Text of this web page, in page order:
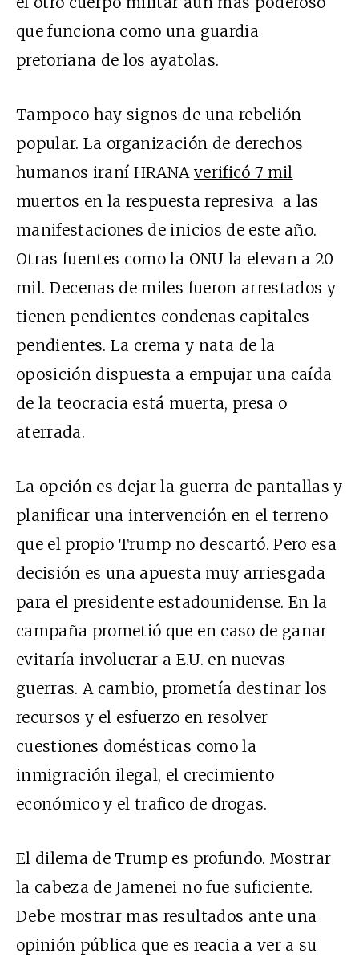
que funciona como una guardia
pretoriana de los ayatolas.
Tampoco hay signos de una rebelión
popular. La organización de derechos
humanos iraní HRANA verificó 7 mil
muertos en la respuesta represiva a las
manifestaciones de inicios de este año.
Otras fuentes como la ONU la elevan a 20
mil. Decenas de miles fueron arrestados y
tienen pendientes condenas capitales
pendientes. La crema y nata de la
oposición dispuesta a empujar una caída
de la teocracia está muerta, presa o
aterrada.
La opción es dejar la guerra de pantallas y
planificar una intervención en el terreno
que el propio Trump no descartó. Pero esa
decisión es una apuesta muy arriesgada
para el presidente estadounidense. En la
campaña prometió que en caso de ganar
evitaría involucrar a E.U. en nuevas
guerras. A cambio, prometía destinar los
recursos y el esfuerzo en resolver
cuestiones domésticas como la
inmigración ilegal, el crecimiento
económico y el trafico de drogas.
El dilema de Trump es profundo. Mostrar
la cabeza de Jamenei no fue suficiente.
Debe mostrar mas resultados ante una
opinión pública que es reacia a ver a su